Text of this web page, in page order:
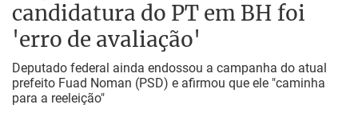
candidatura do PT em BH foi
'erro de avaliação'
Deputado federal ainda endossou a campanha do atual
prefeito Fuad Noman (PSD) e afirmou que ele "caminha
para a reeleição"